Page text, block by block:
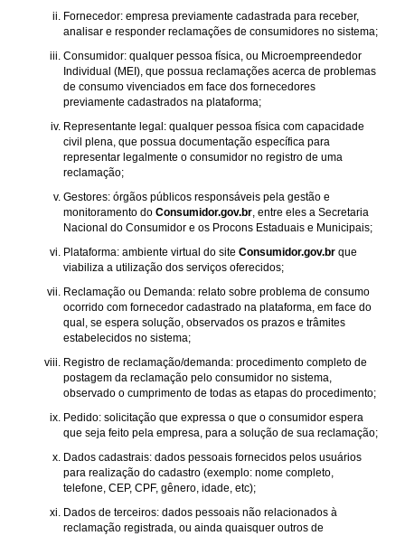
Fornecedor: empresa previamente cadastrada para receber,
analisar e responder reclamações de consumidores no sistema;
Consumidor: qualquer pessoa física, ou Microempreendedor
Individual (MEI), que possua reclamações acerca de problemas
de consumo vivenciados em face dos fornecedores
previamente cadastrados na plataforma;
Representante legal: qualquer pessoa física com capacidade
civil plena, que possua documentação específica para
representar legalmente o consumidor no registro de uma
reclamação;
Gestores: órgãos públicos responsáveis pela gestão e
monitoramento do Consumidor.gov.br, entre eles a Secretaria
Nacional do Consumidor e os Procons Estaduais e Municipais;
Plataforma: ambiente virtual do site Consumidor.gov.br que
viabiliza a utilização dos serviços oferecidos;
Reclamação ou Demanda: relato sobre problema de consumo
ocorrido com fornecedor cadastrado na plataforma, em face do
qual, se espera solução, observados os prazos e trâmites
estabelecidos no sistema;
Registro de reclamação/demanda: procedimento completo de
postagem da reclamação pelo consumidor no sistema,
observado o cumprimento de todas as etapas do procedimento;
Pedido: solicitação que expressa o que o consumidor espera
que seja feito pela empresa, para a solução de sua reclamação;
Dados cadastrais: dados pessoais fornecidos pelos usuários
para realização do cadastro (exemplo: nome completo,
telefone, CEP, CPF, gênero, idade, etc);
Dados de terceiros: dados pessoais não relacionados à
reclamação registrada, ou ainda quaisquer outros de